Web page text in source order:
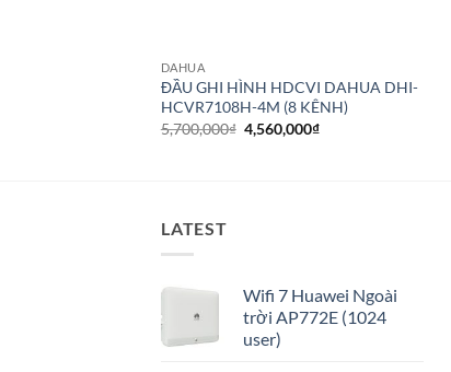
DAHUA
ĐẦU GHI HÌNH HDCVI DAHUA DHI-
HCVR7108H-4M (8 KÊNH)
5,700,000₫ Giá
gốc
4,560,000₫Giá
LATEST
Wifi 7 Huawei Ngoài
trời AP772E (1024
user)